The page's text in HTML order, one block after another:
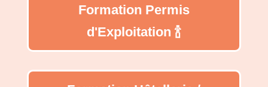
Formation Permis
d'Exploitation 🍾